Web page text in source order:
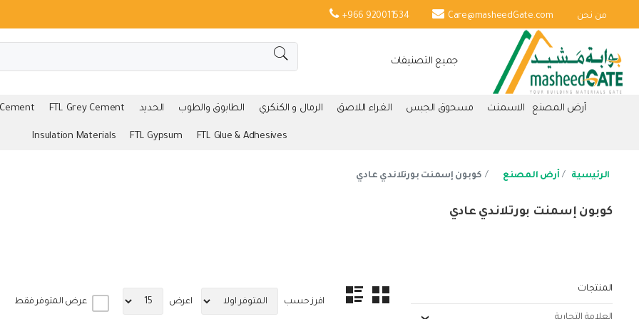
+966 920011534 Care@masheedGate.com من نحن
جميع التصنيفات
أرض المصنع الاسمنت مسحوق الجبس الغراء اللاصق الرمال و الكنكري الطابوق والطوب الحديد FTL Grey Cement
FTL Glue & Adhesives
FTL Gypsum
Insulation Materials
الرئيسية أرض المصنع كوبون إسمنت بورتلاندي عادي
كوبون إسمنت بورتلاندي عادي
المنتجات
افرز حسب اعرض عرض المتوفر فقط